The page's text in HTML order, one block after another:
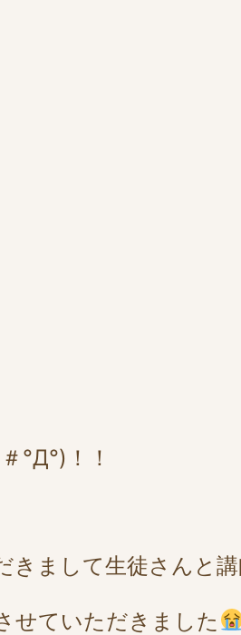
°Д°)！！
きまして生徒さんと
せていただきました